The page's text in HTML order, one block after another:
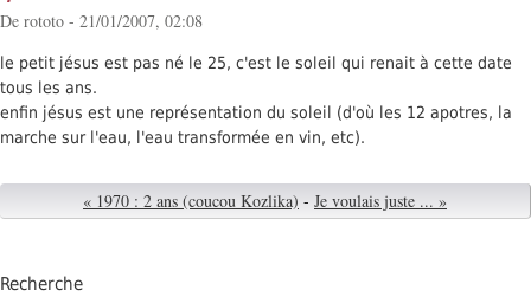
De rototo - 21/01/2007, 02:08
le petit jésus est pas né le 25, c'est le soleil qui renait à cette date
tous les ans.
enfin jésus est une représentation du soleil (d'où les 12 apotres, la
marche sur l'eau, l'eau transformée en vin, etc).
« 1970 : 2 ans (coucou Kozlika) - Je voulais juste ... »
Recherche